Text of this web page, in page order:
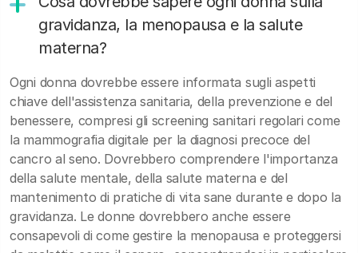
gravidanza, la menopausa e la salute
materna?
Ogni donna dovrebbe essere informata sugli aspetti
chiave dell'assistenza sanitaria, della prevenzione e del
benessere, compresi gli screening sanitari regolari come
la mammografia digitale per la diagnosi precoce del
cancro al seno. Dovrebbero comprendere l'importanza
della salute mentale, della salute materna e del
mantenimento di pratiche di vita sane durante e dopo la
gravidanza. Le donne dovrebbero anche essere
consapevoli di come gestire la menopausa e proteggersi